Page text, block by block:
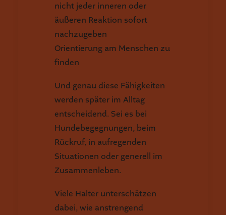
nicht jeder inneren oder
äußeren Reaktion sofort
nachzugeben
Orientierung am Menschen zu
finden
Und genau diese Fähigkeiten
werden später im Alltag
entscheidend. Sei es bei
Hundebegegnungen, beim
Rückruf, in aufregenden
Situationen oder generell im
Zusammenleben.
Viele Halter unterschätzen
dabei, wie anstrengend